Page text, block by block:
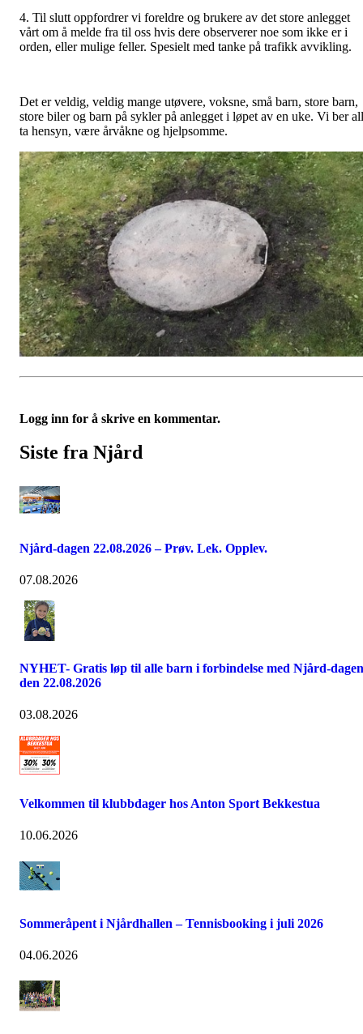
4. Til slutt oppfordrer vi foreldre og brukere av det store anlegget
vårt om å melde fra til oss hvis dere observerer noe som ikke er i
orden, eller mulige feller. Spesielt med tanke på trafikk avvikling.
Det er veldig, veldig mange utøvere, voksne, små barn, store barn,
store biler og barn på sykler på anlegget i løpet av en uke. Vi ber
ta hensyn, være årvåkne og hjelpsomme.
Logg inn for å skrive en kommentar.
Siste fra Njård
Njård-dagen 22.08.2026 – Prøv. Lek. Opplev.
07.08.2026
NYHET- Gratis løp til alle barn i forbindelse med Njård-dagen
den 22.08.2026
03.08.2026
Velkommen til klubbdager hos Anton Sport Bekkestua
10.06.2026
Sommeråpent i Njårdhallen – Tennisbooking i juli 2026
04.06.2026